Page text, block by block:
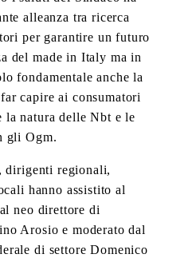
alleanza tra ricerca
per garantire un futuro
del made in Italy ma in
fondamentale anche la
capire ai consumatori
la natura delle Nbt e le
gli Ogm.
regionali,
hanno assistito al
neo direttore di
Arosio e moderato dal
di settore Domenico